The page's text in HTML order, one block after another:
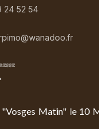
24 52 54
"Vosges Matin" le 10